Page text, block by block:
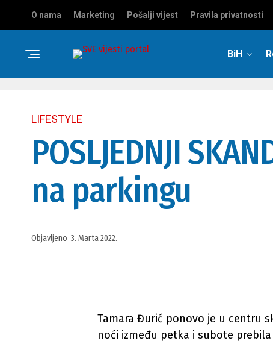
O nama Marketing Pošalji vijest Pravila privatnosti
BiH
LIFESTYLE
POSLJEDNJI
na parkingu
Objavljeno 3. Marta 2022.
Tamara Đurić ponovo je u centru
noći između petka i subote